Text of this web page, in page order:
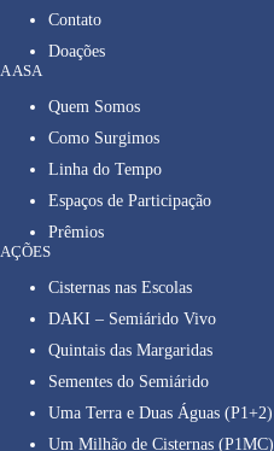
Contato
Doações
A ASA
Quem Somos
Como Surgimos
Linha do Tempo
Espaços de Participação
Prêmios
AÇÕES
Cisternas nas Escolas
DAKI – Semiárido Vivo
Quintais das Margaridas
Sementes do Semiárido
Uma Terra e Duas Águas (P1+2)
Um Milhão de Cisternas (P1MC)